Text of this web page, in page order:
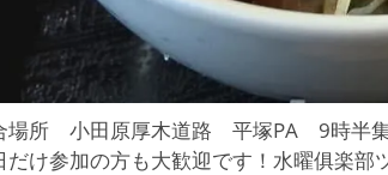
場所 小田原厚木道路 平塚PA 9時半
だけ参加の方も大歓迎です！水曜俱楽